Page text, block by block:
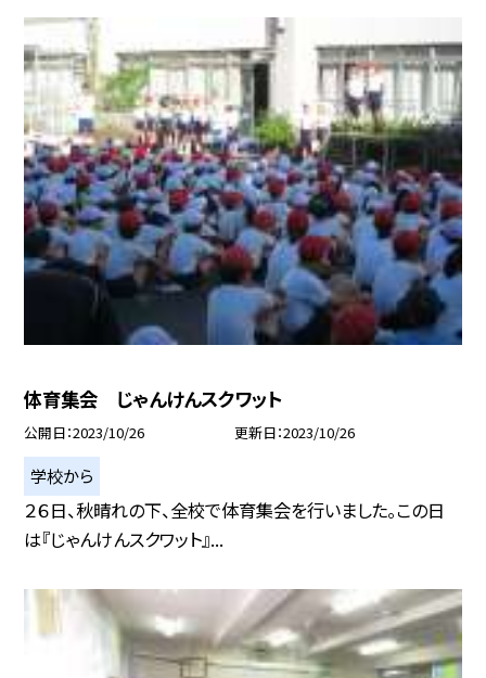
体育集会 じゃんけんスクワット
公開日 2023/10/26 更新日 2023/10/26
学校から
２６日、秋晴れの下、全校で体育集会を行いました。この日
は『じゃんけんスクワット』...